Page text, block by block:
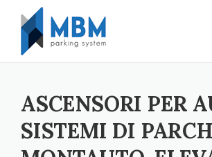
Skip to content
ASCENSORI PER
SISTEMI DI